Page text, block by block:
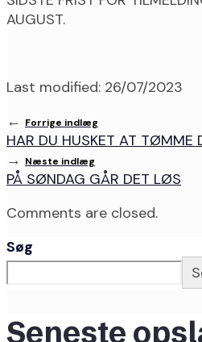
AUGUST.
Last modified: 26/07/2023
← Forrige indlæg
HAR DU HUSKET AT TØMME
→ Næste indlæg
PÅ SØNDAG GÅR DET LØS
Comments are closed.
Søg
Seneste